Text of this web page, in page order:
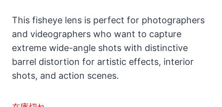
This fisheye lens is perfect for photographers
and videographers who want to capture
extreme wide-angle shots with distinctive
barrel distortion for artistic effects, interior
shots, and action scenes.